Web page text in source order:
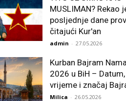
MUSLIMAN? Rekao
posljednje dane
čitajući Kur'an
admin - 27.05.2026
Kurban Bajram
2026 u BiH – Datum,
vrijeme i značaj
Milica - 26.05.2026